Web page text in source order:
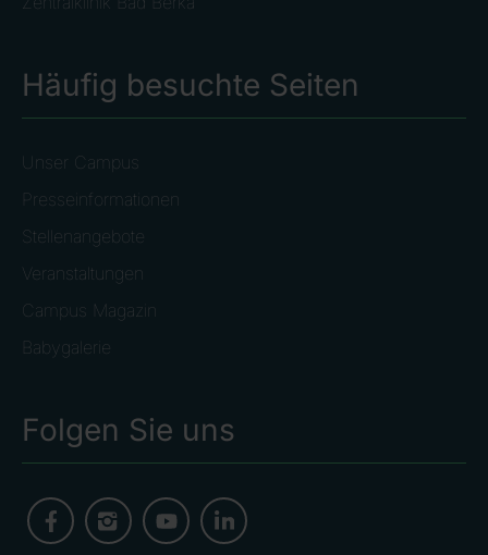
Häufig besuchte Seiten
Unser Campus
Presseinformationen
Stellenangebote
Veranstaltungen
Campus Magazin
Babygalerie
Folgen Sie uns